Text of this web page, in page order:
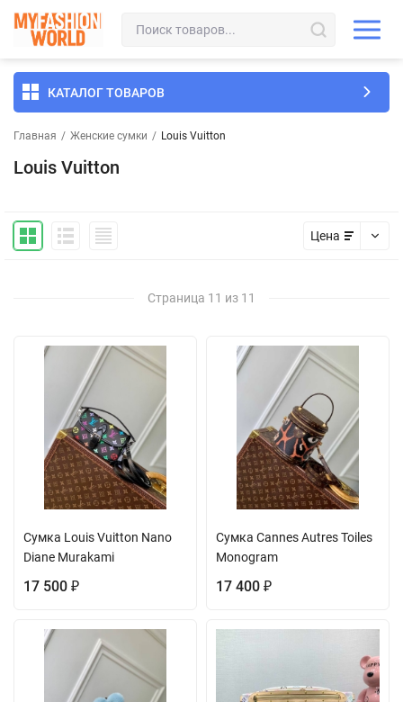
КАТАЛОГ ТОВАРОВ
Главная / Женские сумки / Louis Vuitton
Louis Vuitton
Цена
Страница 11 из 11
Сумка Louis Vuitton Nano
Diane Murakami
17 500 ₽
Сумка Cannes Autres Toiles
Monogram
17 400 ₽